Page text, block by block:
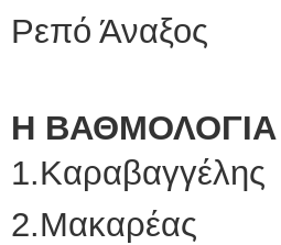
Ρεπό Άναξος
Η ΒΑΘΜΟΛΟΓΙΑ